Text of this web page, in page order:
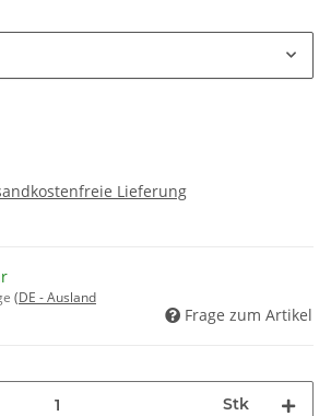
Lieferung
(DE - Ausland
Frage zum Artikel
Stk